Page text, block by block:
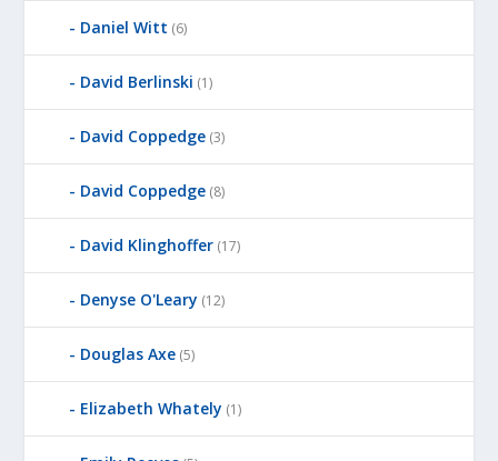
Daniel Witt (6)
David Berlinski (1)
David Coppedge (3)
David Coppedge (8)
David Klinghoffer (17)
Denyse O'Leary (12)
Douglas Axe (5)
Elizabeth Whately (1)